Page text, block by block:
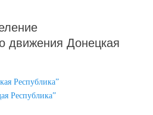
движения Донецкая
Республика”
Республика”